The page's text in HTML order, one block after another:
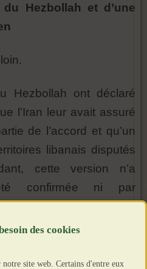
Hezbollah et d’une
Hezbollah ont déclaré
l’Iran leur avait assuré
de l’accord et qu’un
libanais disputés
cette version n’a
confirmée ni par
observateurs se
:
site web. Certains d'entre eux